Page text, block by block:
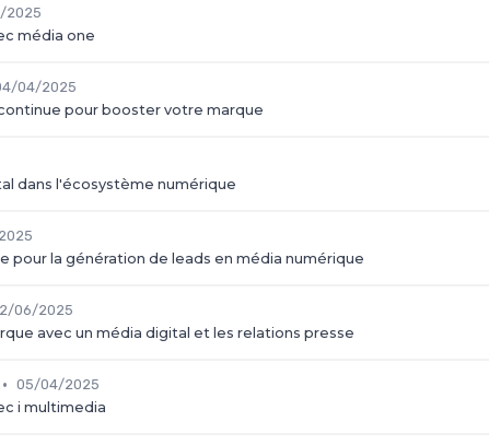
2025
média one
04/2025
pour booster votre marque
dans l'écosystème numérique
pour la génération de leads en média numérique
06/2025
avec un média digital et les relations presse
• 05/04/2025
i multimedia